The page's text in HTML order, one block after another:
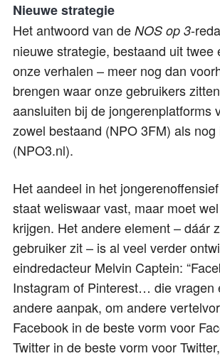
Nieuwe strategie
Het antwoord van de NOS op 3-
nieuwe strategie, bestaand uit twee
onze verhalen – meer nog dan
brengen waar onze gebruikers
aansluiten bij de jongerenplatforms
zowel bestaand (NPO 3FM) als
(NPO3.nl).
Het aandeel in het
staat weliswaar vast, maar moet
krijgen. Het andere element – dáár
gebruiker zit – is al veel verder
eindredacteur Melvin Captein:
Instagram of Pinterest… die vragen
andere aanpak, om andere
Facebook in de beste vorm voor
Twitter in de beste vorm voor